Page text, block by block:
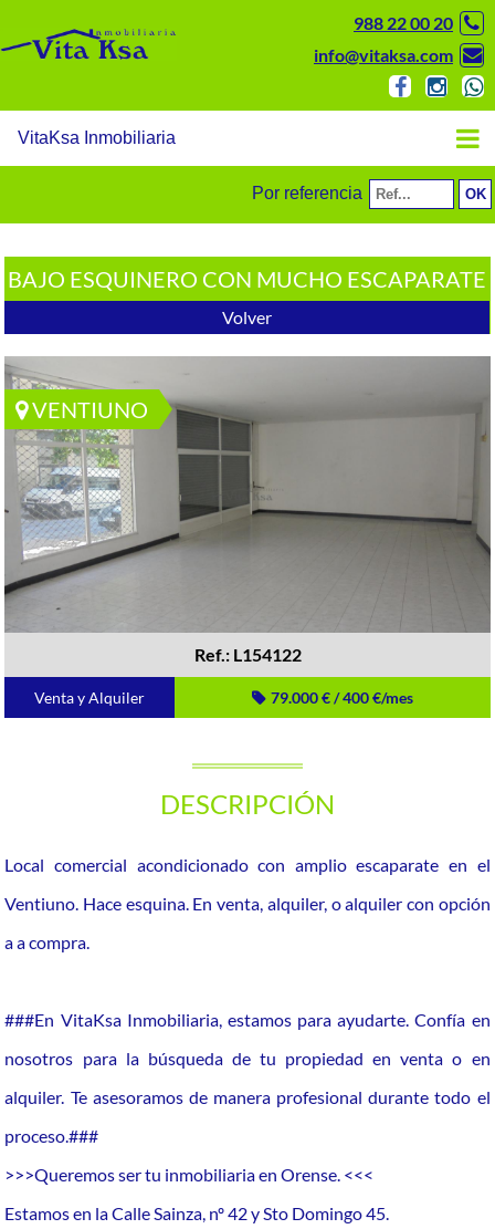
988 22 00 20
info@vitaksa.com
VitaKsa Inmobiliaria
Por referencia
BAJO ESQUINERO CON MUCHO ESCAPARATE
Volver
VENTIUNO
Ref.: L154122
Venta y Alquiler 79.000 € / 400 €/mes
DESCRIPCIÓN
Local comercial acondicionado con amplio escaparate en el
Ventiuno. Hace esquina. En venta, alquiler, o alquiler con opción
a a compra.
###En VitaKsa Inmobiliaria, estamos para ayudarte. Confía en
nosotros para la búsqueda de tu propiedad en venta o en
alquiler. Te asesoramos de manera profesional durante todo el
proceso.###
>>>Queremos ser tu inmobiliaria en Orense. <<<
Estamos en la Calle Sainza, nº 42 y Sto Domingo 45.